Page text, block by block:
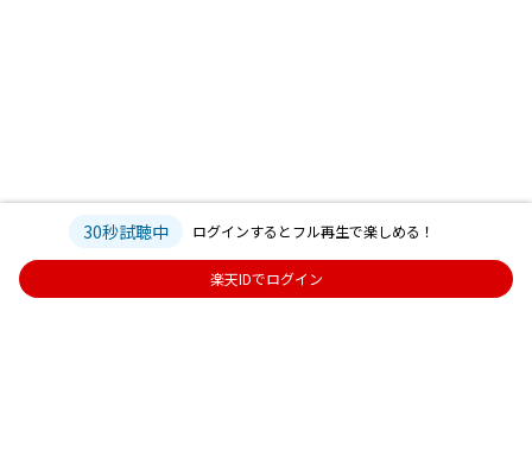
30秒試聴中 ログインするとフル再生で楽しめる！
楽天IDでログイン